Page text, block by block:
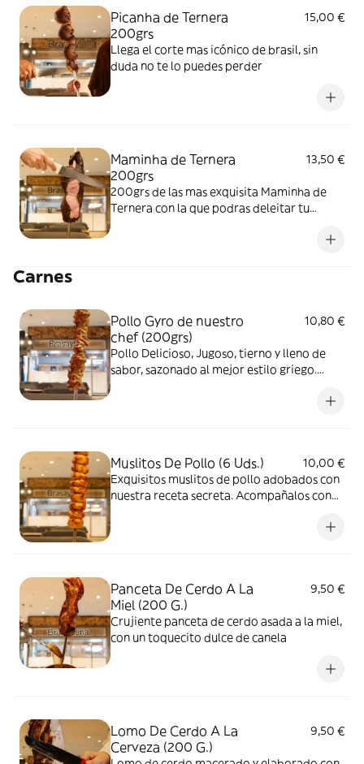
Picanha de Ternera
200grs
15,00 €
Llega el corte mas icónico de brasil, sin
duda no te lo puedes perder
Maminha de Ternera
200grs
13,50 €
200grs de las mas exquisita Maminha de
Ternera con la que podras deleitar tu
Carnes
Pollo Gyro de nuestro
chef (200grs)
10,80 €
Pollo Delicioso, Jugoso, tierno y lleno de
sabor, sazonado al mejor estilo griego.
Muslitos De Pollo (6 Uds.)
10,00 €
Exquisitos muslitos de pollo adobados con
nuestra receta secreta. Acompañalos con
Panceta De Cerdo A La
Miel (200 G.)
9,50 €
Crujiente panceta de cerdo asada a la miel,
con un toquecito dulce de canela
Lomo De Cerdo A La
Cerveza (200 G.)
9,50 €